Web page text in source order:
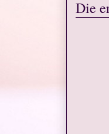
Die